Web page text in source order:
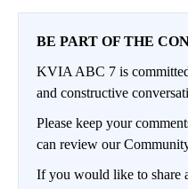
BE PART OF THE
KVIA ABC 7 is
and constructive
Please keep your
can review our
If you would like to share